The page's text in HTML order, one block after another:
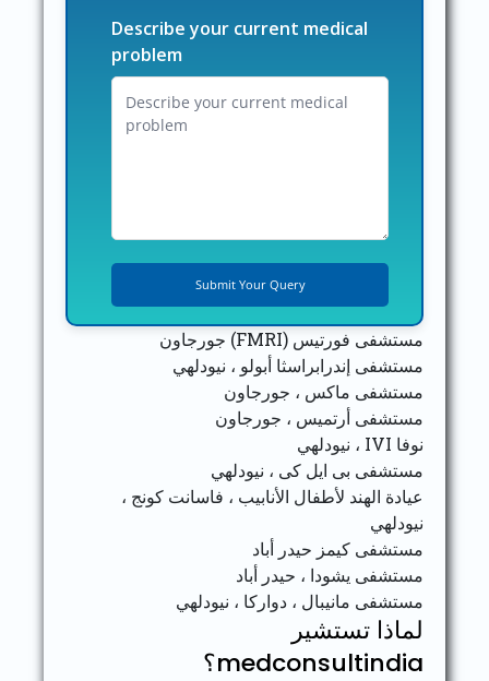
Describe your current medical
problem
مستشفى فورتيس (FMRI) جورجاون
مستشفى إندرابراسثا أبولو ، نيودلهي
مستشفى ماكس ، جورجاون
مستشفى أرتميس ، جورجاون
نوفا IVI ، نيودلهي
مستشفى بى ايل كى ، نيودلهي
عيادة الهند لأطفال الأنابيب ، فاسانت كونج ،
نيودلهي
مستشفى كيمز حيدر أباد
مستشفى يشودا ، حيدر أباد
مستشفى مانيبال ، دواركا ، نيودلهي
لماذا تستشير
medconsultindia؟